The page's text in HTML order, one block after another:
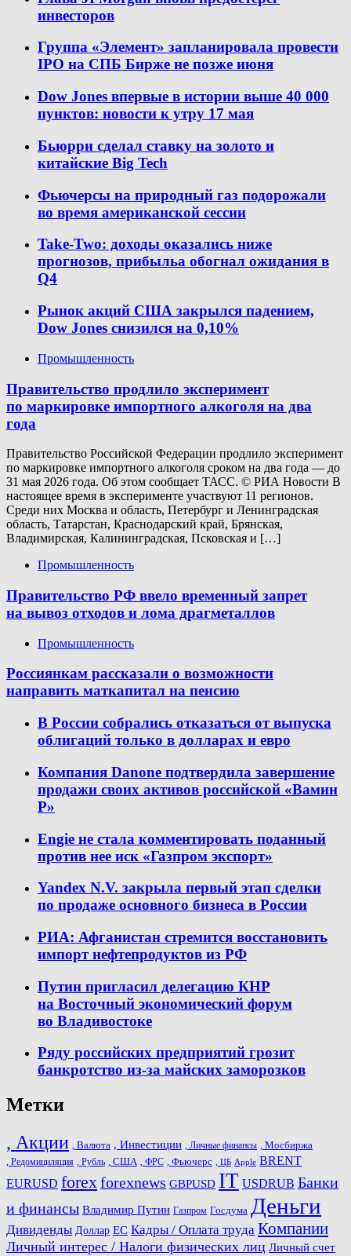
инвесторов
Группа «Элемент» запланировала провести
IPO на СПБ Бирже не позже июня
Dow Jones впервые в истории выше 40 000
пунктов: новости к утру 17 мая
Бьюрри сделал ставку на золото и
китайские Big Tech
Фьючерсы на природный газ подорожали
во время американской сессии
Take-Two: доходы оказались ниже
прогнозов, прибыльa обогнал ожидания в
Q4
Рынок акций США закрылся падением,
Dow Jones снизился на 0,10%
Промышленность
Правительство продлило эксперимент
по маркировке импортного алкоголя на два
года
Правительство Российской Федерации продлило эксперимент
по маркировке импортного алкоголя сроком на два года — до
31 мая 2026 года. Об этом сообщает ТАСС. © РИА Новости В
настоящее время в эксперименте участвуют 11 регионов.
Среди них Москва и область, Петербург и Ленинградская
область, Татарстан, Краснодарский край, Брянская,
Владимирская, Калининградская, Псковская и […]
Промышленность
Правительство РФ ввело временный запрет
на вывоз отходов и лома драгметаллов
Промышленность
Россиянкам рассказали о возможности
направить маткапитал на пенсию
В России собрались отказаться от выпуска
облигаций только в долларах и евро
Компания Danone подтвердила завершение
продажи своих активов российской «Вамин
Р»
Engie не стала комментировать поданный
против нее иск «Газпром экспорт»
Yandex N.V. закрыла первый этап сделки
по продаже основного бизнеса в России
РИА: Афганистан стремится восстановить
импорт нефтепродуктов из РФ
Путин пригласил делегацию КНР
на Восточный экономический форум
во Владивостоке
Ряду российских предприятий грозит
банкротство из-за майских заморозков
Метки
, Акции , Валюта , Инвестиции , Личные финансы , Мосбиржа
, Редомициляция , Рубль , США , ФРС , Фьючерс , ЦБ Apple BRENT
EURUSD forexforexnews GBPUSD IT USDRUB Банки
и финансы Владимир Путин Газпром Госдума Деньги
Дивиденды Доллар ЕС Кадры / Оплата труда Компании
Личный интерес / Налоги физических лиц Личный счет